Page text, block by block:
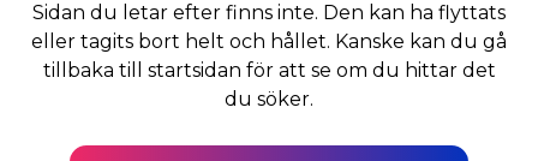
Sidan du letar efter finns inte. Den kan ha flyttats
eller tagits bort helt och hållet. Kanske kan du gå
tillbaka till startsidan för att se om du hittar det
du söker.